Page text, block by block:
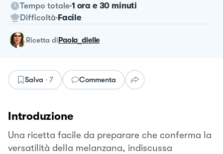
Tempo totale 1 ora e 30 minuti
Difficoltà Facile
ricetta diPaola_dielle
Salva · 7 Commenta
Introduzione
Una ricetta facile da preparare che conferma la
versatilità della melanzana, indiscussa